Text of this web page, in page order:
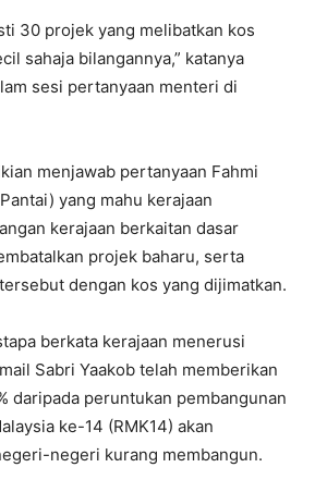
30 projek yang melibatkan kos
sahaja bilangannya,” katanya
sesi pertanyaan menteri di
menjawab pertanyaan Fahmi
yang mahu kerajaan
kerajaan berkaitan dasar
projek baharu, serta
dengan kos yang dijimatkan.
berkata kerajaan menerusi
Sabri Yaakob telah memberikan
daripada peruntukan pembangunan
ke-14 (RMK14) akan
negeri kurang membangun.